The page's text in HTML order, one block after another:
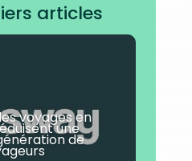
articles
voyages en
une
de